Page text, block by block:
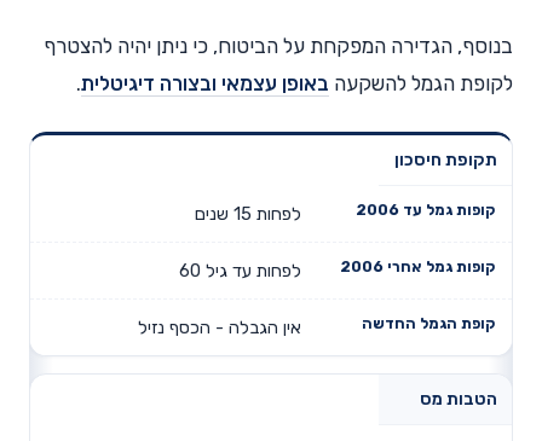
בנוסף, הגדירה המפקחת על הביטוח, כי ניתן יהיה להצטרף
לקופת הגמל להשקעה באופן עצמאי ובצורה דיגיטלית.
תקופת חיסכון
לפחות 15 שנים
לפחות עד גיל 60
אין הגבלה - הכסף נזיל
הטבות מס